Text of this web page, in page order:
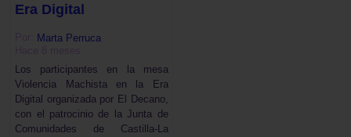
Era Digital
Marta Perruca
Los participantes en la mesa
Violencia Machista en la Era
Digital organizada por El Decano,
con el patrocinio de la Junta de
Comunidades de Castilla-La